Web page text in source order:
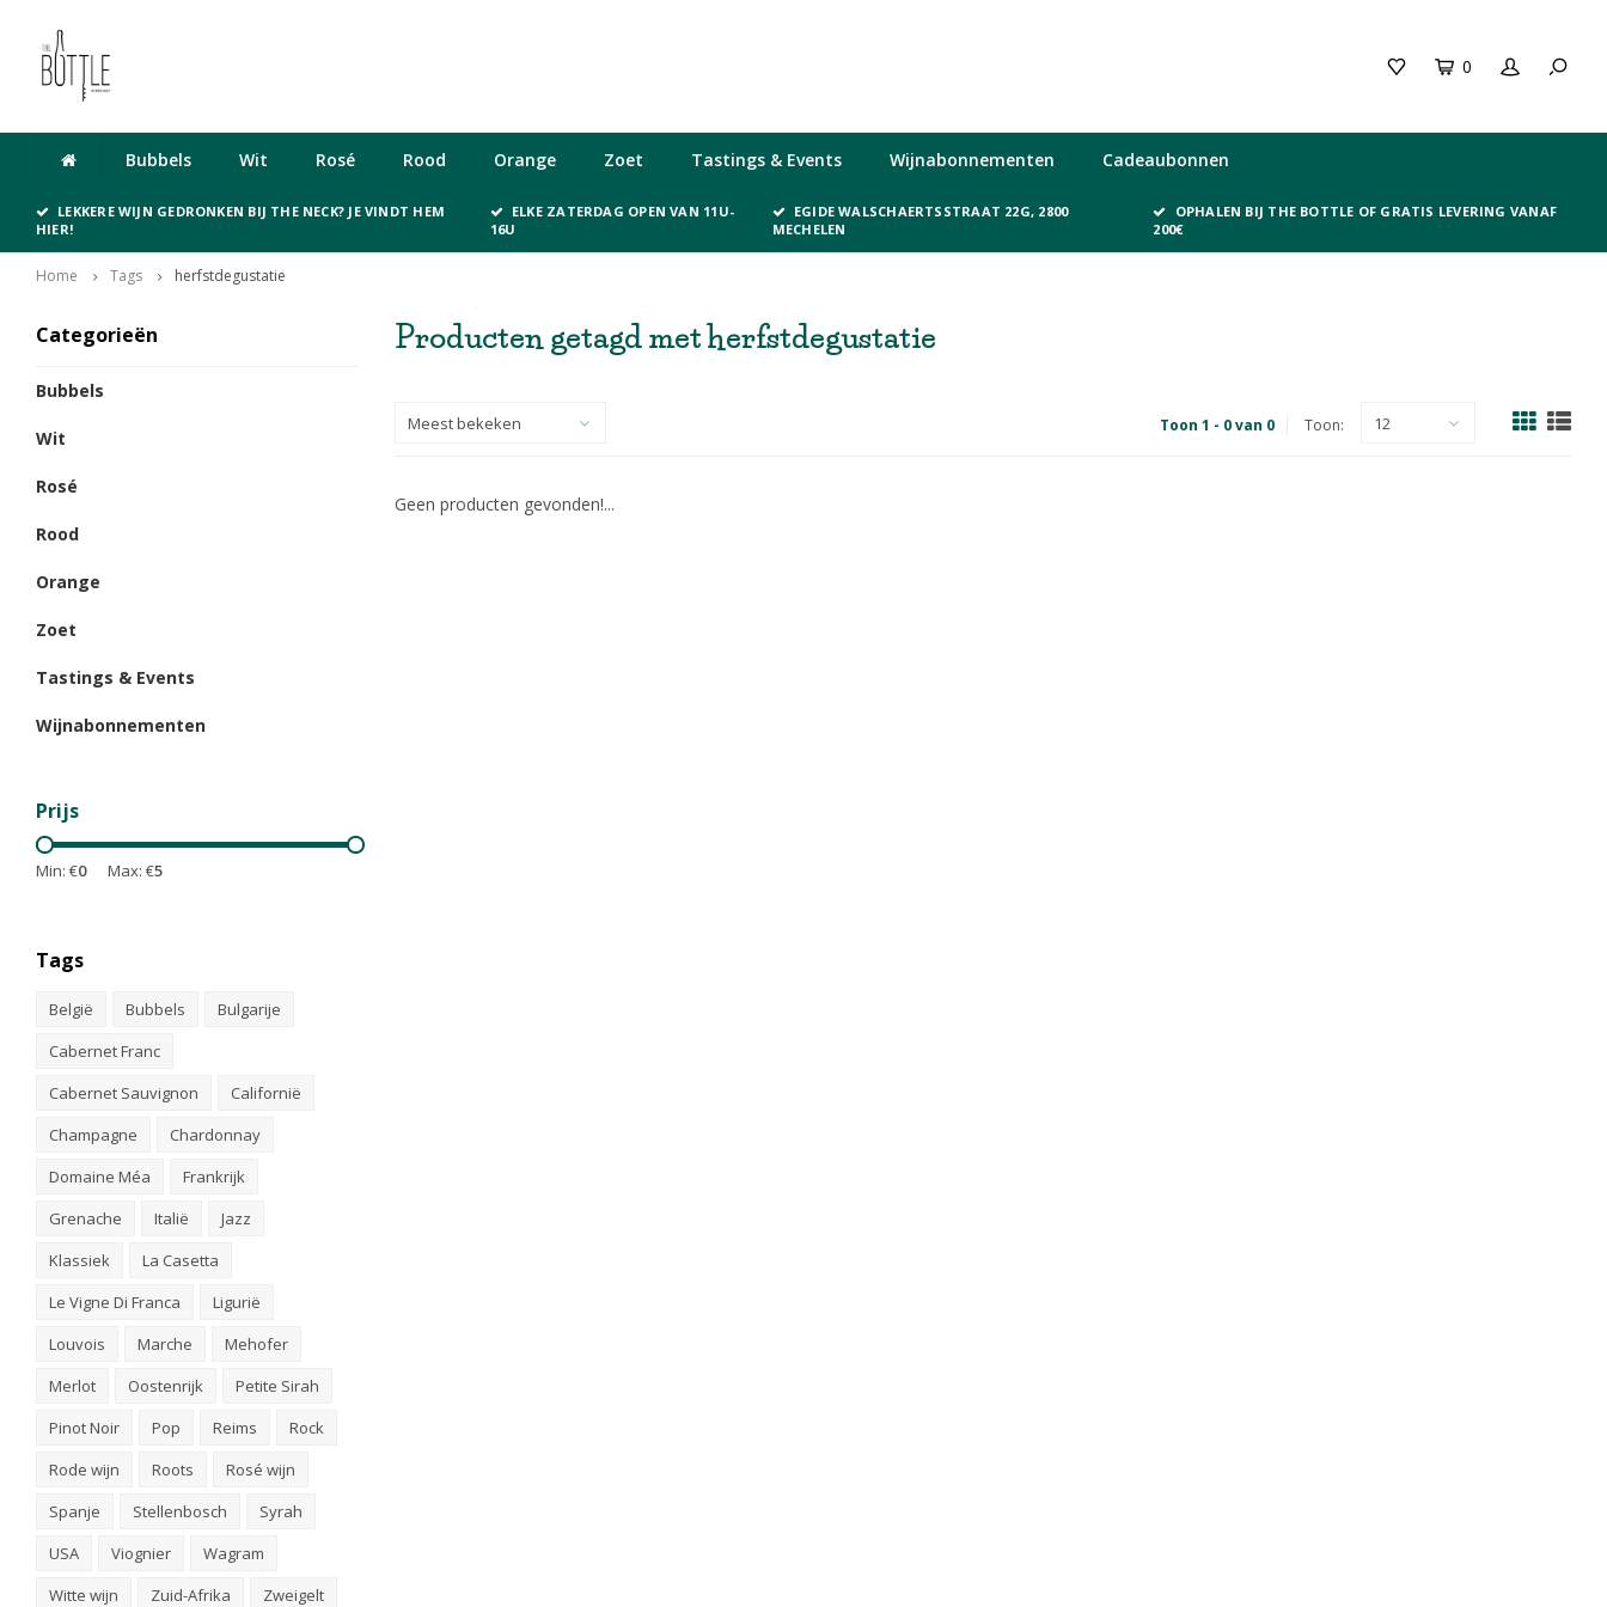
0
Bubbels Wit Rosé Rood Orange Zoet Tastings & Events Wijnabonnementen Cadeaubonnen
LEKKERE WIJN GEDRONKEN BIJ THE NECK? JE VINDT HEM
HIER!
ELKE ZATERDAG OPEN VAN 11U-
16U
EGIDE WALSCHAERTSSTRAAT 22G, 2800
MECHELEN
OPHALEN BIJ THE BOTTLE OF GRATIS LEVERING VANAF
200€
Home Tags herfstdegustatie
Categorieën
Bubbels
Wit
Rosé
Rood
Orange
Zoet
Tastings & Events
Wijnabonnementen
Prijs
Min: €0 Max: €5
Tags
België Bubbels
Bulgarije
Cabernet Franc
Cabernet Sauvignon
Californië
Champagne
Chardonnay
Domaine Méa
Frankrijk
Grenache
Italië
Jazz
Klassiek
La Casetta
Le Vigne Di Franca
Ligurië
Louvois
Marche
Mehofer
Merlot
Oostenrijk
Petite Sirah
Pinot Noir
Pop Reims
Rock
Rode wijn
Roots
Rosé wijn
Spanje
Stellenbosch
Syrah
USA
Viognier
Wagram
Witte wijn
Zuid-Afrika Zweigelt
Producten getagd met herfstdegustatie
Meest bekeken Toon 1 - 0 van 0 Toon: 12
Geen producten gevonden!...